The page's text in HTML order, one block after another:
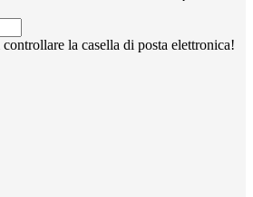
la casella di posta elettronica!